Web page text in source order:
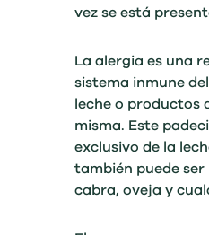
vez se está
La alergia es una
sistema inmune
leche o productos
misma. Este
exclusivo de la
también puede ser
cabra, oveja y